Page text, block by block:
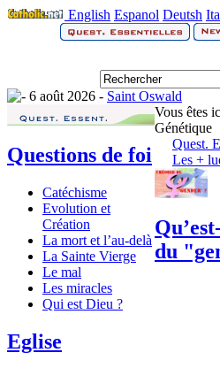
English Espanol Deutsh
6 août 2026 - Saint Oswald
Questions de foi
Catéchisme
Evolution et
Création
La mort et l’au-delà
La Sainte Vierge
Le mal
Les miracles
Qui est Dieu ?
Eglise
Vous êtes
Génétique
Quest.
Les +
du